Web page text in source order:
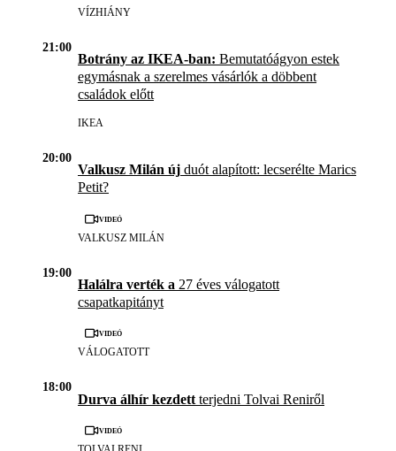
VÍZHIÁNY
21:00
Botrány az IKEA-ban: Bemutatóágyon estek
egymásnak a szerelmes vásárlók a döbbent
családok előtt
IKEA
20:00
Valkusz Milán új duót alapított: lecserélte Marics
Petit?
Videó
VALKUSZ MILÁN
19:00
Halálra verték a 27 éves válogatott
csapatkapitányt
Videó
VÁLOGATOTT
18:00
Durva álhír kezdett terjedni Tolvai Reniről
Videó